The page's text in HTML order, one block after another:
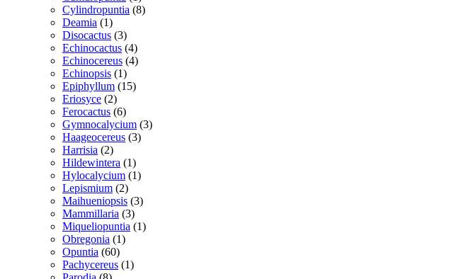
vare
Cylindropuntia 88
Deamia 11
vare
Disocactus 33
varer
Echinocactus 44
varer
Echinocereus 44
Echinopsis 11
vare
Epiphyllum 1515
Eriosyce 22
varer
Ferocactus 66
varer
Gymnocalycium 33
Haageocereus 33
Harrisia 22
varer
Hildewintera 11
vare
Hylocalycium 11
Lepismium 22
varer
Maihueniopsis 33
Mammillaria 33
varer
Miqueliopuntia 11
Obregonia 11
Opuntia 6060
varer
Pachycereus 11
8